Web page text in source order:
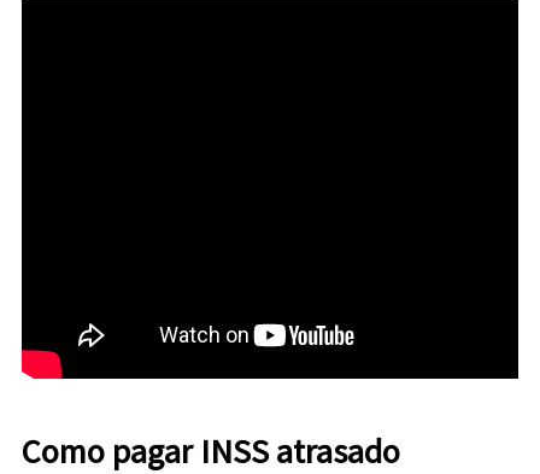
Como pagar INSS atrasado